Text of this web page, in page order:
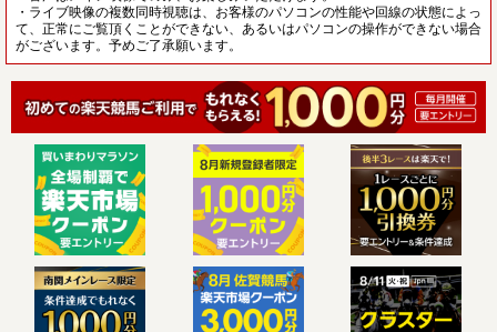
・ライブ映像の複数同時視聴は、お客様のパソコンの性能や回線の状態によっ
て、正常にご覧頂くことができない、あるいはパソコンの操作ができない場合
がございます。予めご了承願います。